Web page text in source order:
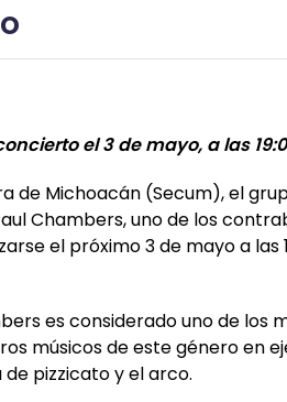
el 3 de mayo, a las
de Michoacán (Secum), el
Chambers, uno de los
el próximo 3 de mayo a las
es considerado uno de los
músicos de este género en
pizzicato y el arco.